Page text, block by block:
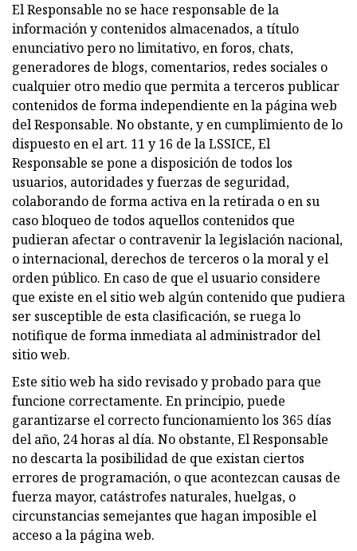
El Responsable no se hace responsable de la
información y contenidos almacenados, a título
enunciativo pero no limitativo, en foros, chats,
generadores de blogs, comentarios, redes sociales o
cualquier otro medio que permita a terceros publicar
contenidos de forma independiente en la página web
del Responsable. No obstante, y en cumplimiento de lo
dispuesto en el art. 11 y 16 de la LSSICE, El
Responsable se pone a disposición de todos los
usuarios, autoridades y fuerzas de seguridad,
colaborando de forma activa en la retirada o en su
caso bloqueo de todos aquellos contenidos que
pudieran afectar o contravenir la legislación nacional,
o internacional, derechos de terceros o la moral y el
orden público. En caso de que el usuario considere
que existe en el sitio web algún contenido que pudiera
ser susceptible de esta clasificación, se ruega lo
notifique de forma inmediata al administrador del
sitio web.
Este sitio web ha sido revisado y probado para que
funcione correctamente. En principio, puede
garantizarse el correcto funcionamiento los 365 días
del año, 24 horas al día. No obstante, El Responsable
no descarta la posibilidad de que existan ciertos
errores de programación, o que acontezcan causas de
fuerza mayor, catástrofes naturales, huelgas, o
circunstancias semejantes que hagan imposible el
acceso a la página web.